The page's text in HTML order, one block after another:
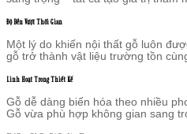
Độ Bền Vượt Thời Gian
Một lý do khiến nội thất gỗ luôn
gỗ trở thành vật liệu trường tồn
Linh Hoạt Trong Thiết Kế
Gỗ dễ dàng biến hóa theo nhiều
Gỗ vừa phù hợp không gian sang